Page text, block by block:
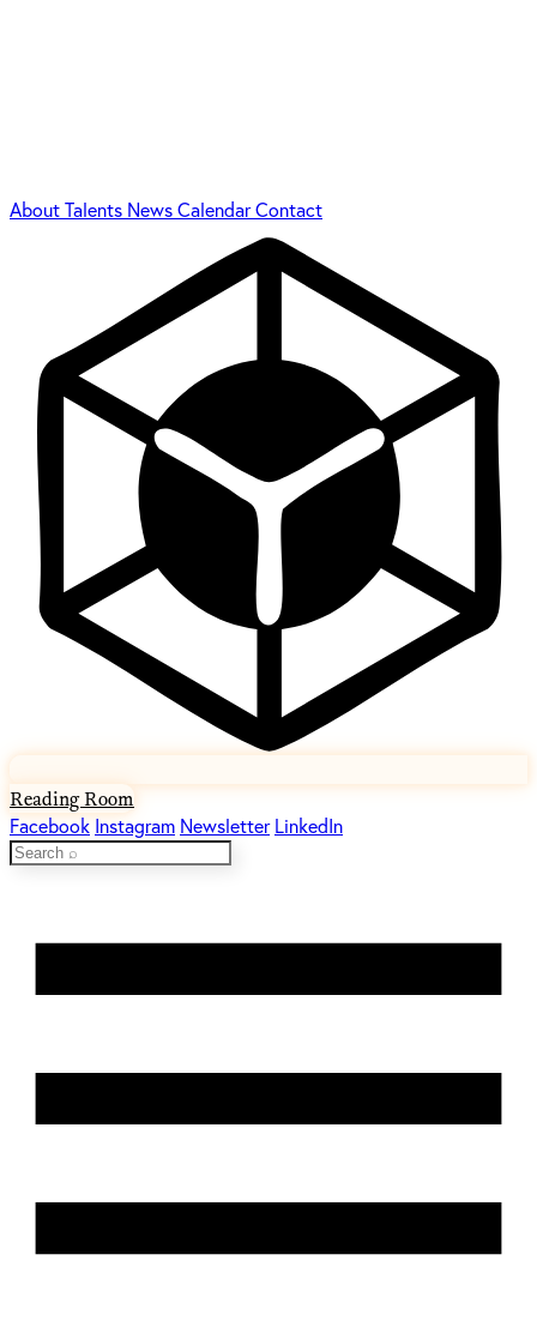
AboutTalents NewsCalendarContact
Reading Room
Facebook Instagram Newsletter LinkedIn